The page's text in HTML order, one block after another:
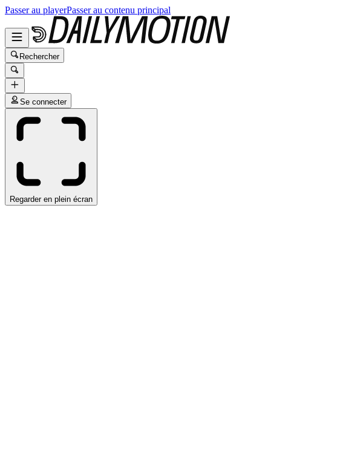
Passer au playerPasser au contenu principal
Rechercher
Se connecter
Regarder en plein écran